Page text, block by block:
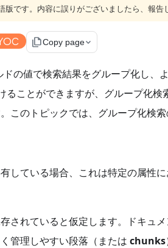
です。内容に誤りがございましたら、報告
file_copyCopy page
の値で検索結果をグループ化し、
ことができますが、グループ化
のトピックでは、グループ化検
している場合、これは特定の属性
されていると仮定します。ドキュ
管理しやすい段落（または chunks